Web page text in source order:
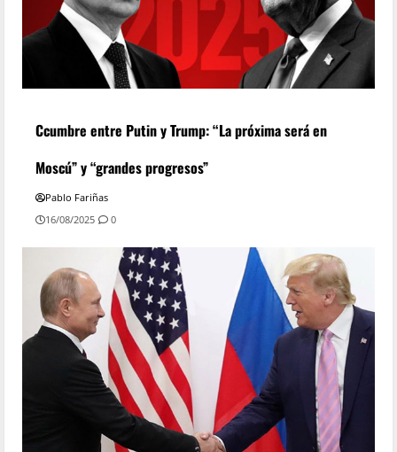
Ccumbre entre Putin y Trump: “La próxima será en
Moscú” y “grandes progresos”
Pablo Fariñas
16/08/2025
0